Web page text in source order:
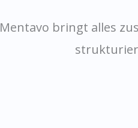
Mentavo bringt alles